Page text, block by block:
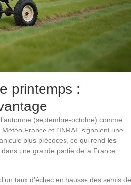
printemps :
(septembre-octobre) comme
France et l’INRAE signalent une
plus précoces, ce qui rend les
dans une grande partie de la France
taux d’échec en hausse des semis de